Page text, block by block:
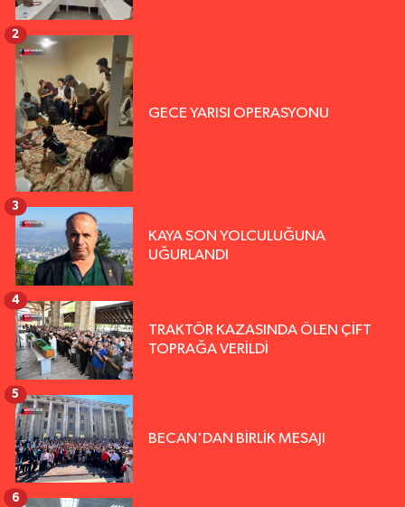
GECE YARISI OPERASYONU
2
KAYA SON YOLCULUĞUNA
UĞURLANDI
3
TRAKTÖR KAZASINDA ÖLEN ÇİFT
TOPRAĞA VERİLDİ
4
BECAN'DAN BİRLİK MESAJI
5
6